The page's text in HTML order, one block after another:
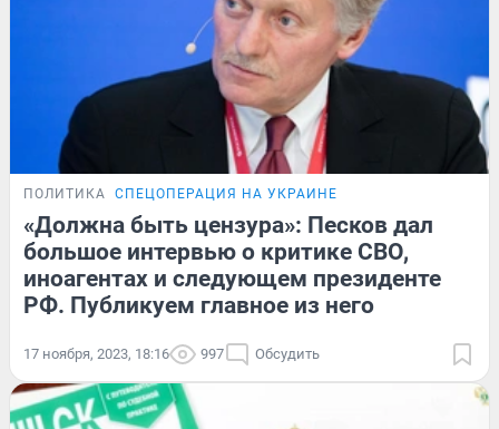
ПОЛИТИКА СПЕЦОПЕРАЦИЯ НА УКРАИНЕ
«Должна быть цензура»: Песков дал
большое интервью о критике СВО,
иноагентах и следующем президенте
РФ. Публикуем главное из него
17 ноября, 2023, 18:16 997 Обсудить